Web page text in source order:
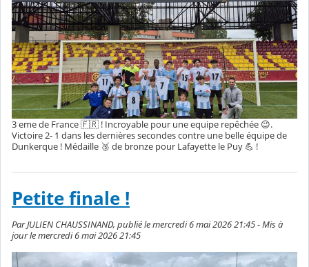
3 eme de France 🇫🇷 ! Incroyable pour une equipe repêchée 😉.
Victoire 2- 1 dans les dernières secondes contre une belle équipe de
Dunkerque ! Médaille 🥉 de bronze pour Lafayette le Puy 💪 !
Petite finale !
Par JULIEN CHAUSSINAND, publié le mercredi 6 mai 2026 21:45 - Mis à
jour le mercredi 6 mai 2026 21:45